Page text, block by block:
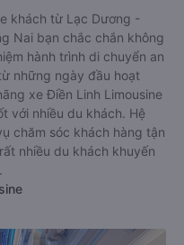
khách từ Lạc Dương -
Nai bạn chắc chắn không
hành trình di chuyển an
những ngày đầu hoạt
xe Điền Linh Limousine
với nhiều du khách. Hệ
chăm sóc khách hàng tận
nhiều du khách khuyến